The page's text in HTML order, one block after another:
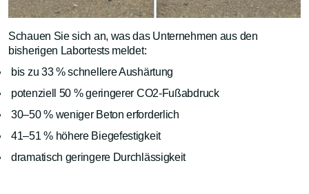
Schauen Sie sich an, was das Unternehmen aus den
bisherigen Labortests meldet:
bis zu 33 % schnellere Aushärtung
potenziell 50 % geringerer CO2-Fußabdruck
30–50 % weniger Beton erforderlich
41–51 % höhere Biegefestigkeit
dramatisch geringere Durchlässigkeit